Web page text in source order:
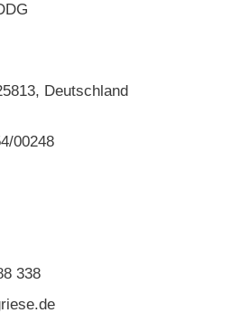
Deutschland
00248
338